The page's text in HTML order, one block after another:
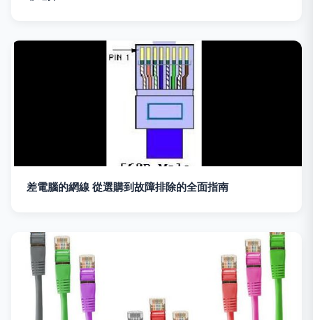
差電腦的網線 從選購到故障排除的全面指南